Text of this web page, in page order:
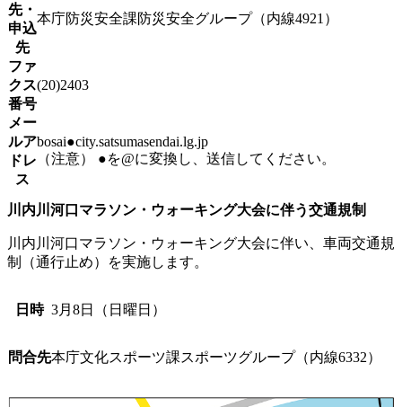
先・
申込
先
本庁防災安全課防災安全グループ（内線4921）
ファ
クス
番号
(20)2403
メー
ルア
ドレ
ス
bosai●city.satsumasendai.lg.jp
（注意） ●を@に変換し、送信してください。
川内川河口マラソン・ウォーキング大会に伴う交通規制
川内川河口マラソン・ウォーキング大会に伴い、車両交通規
制（通行止め）を実施します。
日時 3月8日（日曜日）
問合先本庁文化スポーツ課スポーツグループ（内線6332）